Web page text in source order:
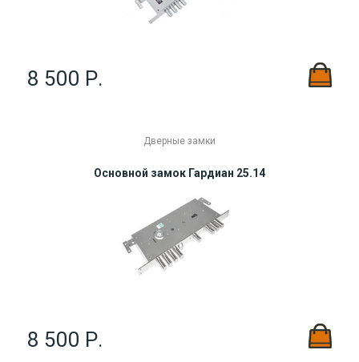
8 500 Р.
Дверные замки
Основной замок Гардиан 25.14
8 500 Р.